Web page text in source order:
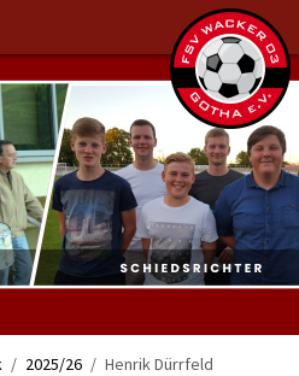
2025/26 Henrik Dürrfeld